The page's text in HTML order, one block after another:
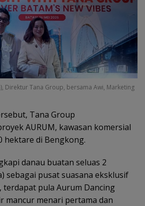
Direktur Tana Group, bersama Awi, Marketing
Tana Group
AURUM, kawasan komersial
hektare di Bengkong.
danau buatan seluas 2
sebagai pusat suasana eksklusif
terdapat pula Aurum Dancing
mancur menari pertama dan